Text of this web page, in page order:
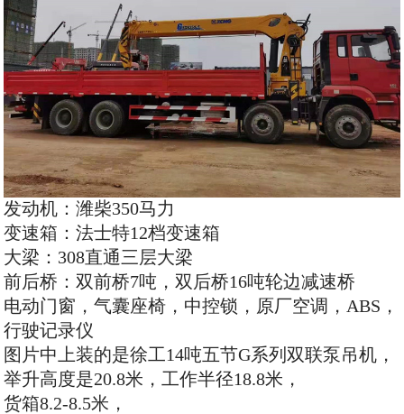
发动机：潍柴350马力
变速箱：法士特12档变速箱
大梁：308直通三层大梁
前后桥：双前桥7吨，双后桥16吨轮边减速桥
电动门窗，气囊座椅，中控锁，原厂空调，ABS，
行驶记录仪
图片中上装的是徐工14吨五节G系列双联泵吊机，
举升高度是20.8米，工作半径18.8米，
货箱8.2-8.5米，